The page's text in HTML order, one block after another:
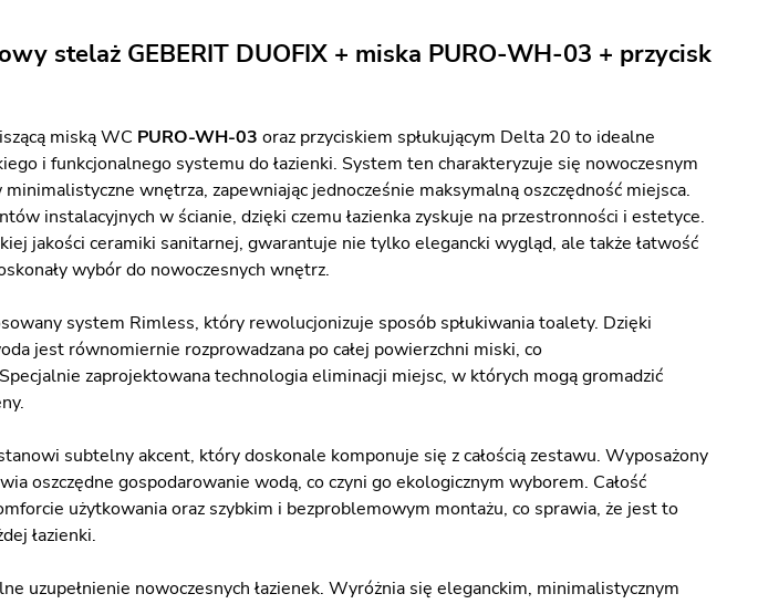
stelaż GEBERIT DUOFIX + miska PURO-WH-03 + przycisk
miską WC PURO-WH-03 oraz przyciskiem spłukującym Delta 20 to idealne
i funkcjonalnego systemu do łazienki. System ten charakteryzuje się nowoczesnym
wnętrza, zapewniając jednocześnie maksymalną oszczędność miejsca.
instalacyjnych w ścianie, dzięki czemu łazienka zyskuje na przestronności i estetyce.
jakości ceramiki sanitarnej, gwarantuje nie tylko elegancki wygląd, ale także łatwość
wybór do nowoczesnych wnętrz.
system Rimless, który rewolucjonizuje sposób spłukiwania toalety. Dzięki
jest równomiernie rozprowadzana po całej powierzchni miski, co
zaprojektowana technologia eliminacji miejsc, w których mogą gromadzić
subtelny akcent, który doskonale komponuje się z całością zestawu. Wyposażony
oszczędne gospodarowanie wodą, co czyni go ekologicznym wyborem. Całość
użytkowania oraz szybkim i bezproblemowym montażu, co sprawia, że jest to
łazienki.
uzupełnienie nowoczesnych łazienek. Wyróżnia się eleganckim, minimalistycznym